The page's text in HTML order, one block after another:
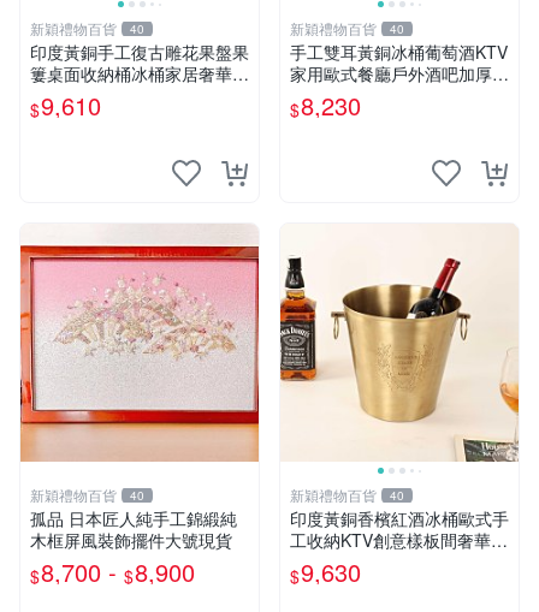
新穎禮物百貨 40
印度黃銅手工復古雕花果盤果
簍桌面收納桶冰桶家居奢華銅
制品
$9,610
新穎禮物百貨 40
手工雙耳黃銅冰桶葡萄酒KTV
家用歐式餐廳戶外酒吧加厚紅
酒冰塊桶
$8,230
新穎禮物百貨 40
孤品 日本匠人純手工錦緞純
木框屏風裝飾擺件大號現貨
$8,700 - $8,900
新穎禮物百貨 40
印度黃銅香檳紅酒冰桶歐式手
工收納KTV創意樣板間奢華加
厚
$9,630